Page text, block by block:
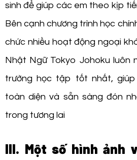
sinh để giúp các em theo kịp
Bên cạnh chương trình học
chức nhiều hoạt động ngoại
Nhật Ngữ Tokyo Johoku luôn
trường học tập tốt nhất,
toàn diện và sẵn sàng đón
trong tương lai
III. Một số hình ảnh